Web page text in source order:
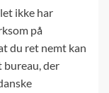
ikke har
på
du ret nemt kan
bureau, der